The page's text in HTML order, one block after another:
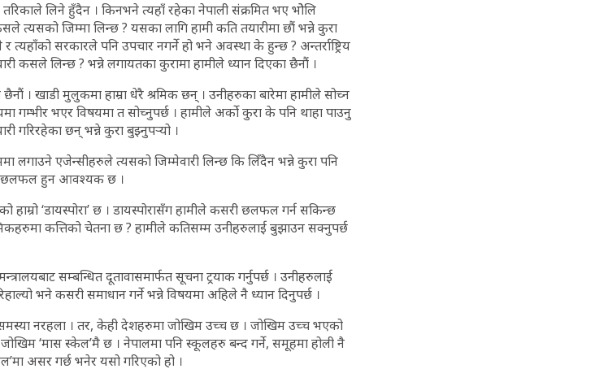
लिने हुँदैन । किनभने त्यहाँ रहेका नेपाली संक्रमित भए भोेलि
त्यसको जिम्मा लिन्छ ? यसका लागि हामी कति तयारीमा छौं भन्ने कुरा
त्यहाँको सरकारले पनि उपचार नगर्ने हो भने अवस्था के हुन्छ ? अन्तर्राष्ट्रिय
कसले लिन्छ ? भन्ने लगायतका कुरामा हामीले ध्यान दिएका छैनौं ।
। खाडी मुलुकमा हाम्रा धेरै श्रमिक छन् । उनीहरुका बारेमा हामीले सोच्न
भएर विषयमा त सोच्नुपर्छ । हामीले अर्को कुरा के पनि थाहा पाउनु
गरिरहेका छन् भन्ने कुरा बुझ्नुपर्‍यो ।
लगाउने एजेन्सीहरुले त्यसको जिम्मेवारी लिन्छ कि लिँदैन भन्ने कुरा पनि
छलफल हुन आवश्यक छ ।
हाम्रो ‘डायस्पोरा’ छ । डायस्पोरासँग हामीले कसरी छलफल गर्न सकिन्छ
कत्तिको चेतना छ ? हामीले कतिसम्म उनीहरुलाई बुझाउन सक्नुपर्छ
सम्बन्धित दूतावासमार्फत सूचना ट्रयाक गर्नुपर्छ । उनीहरुलाई
भने कसरी समाधान गर्ने भन्ने विषयमा अहिले नै ध्यान दिनुपर्छ ।
नरहला । तर, केही देशहरुमा जोखिम उच्च छ । जोखिम उच्च भएको
‘मास स्केल’मै छ । नेपालमा पनि स्कूलहरु बन्द गर्ने, समूहमा होली नै
असर गर्छ भनेर यसो गरिएको हो ।